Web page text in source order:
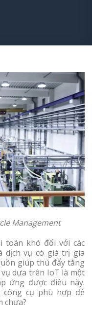
Management
toán khó đối với các
dịch vụ có giá trị gia
giúp thú đẩy tăng
dựa trên IoT là một
ứng được điều này.
cụ phù hợp để
chưa?